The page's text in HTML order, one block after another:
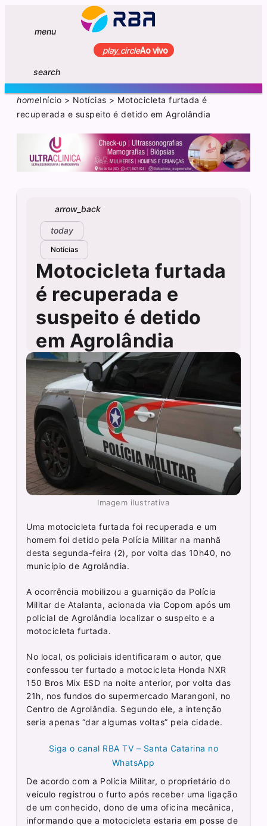
menu
play_circleAo vivo
search
homeInício > Notícias > Motocicleta furtada é
recuperada e suspeito é detido em Agrolândia
arrow_back
today
Notícias
Motocicleta furtada
é recuperada e
suspeito é detido
em Agrolândia
Imagem ilustrativa
Uma motocicleta furtada foi recuperada e um
homem foi detido pela Polícia Militar na manhã
desta segunda-feira (2), por volta das 10h40, no
município de Agrolândia.
A ocorrência mobilizou a guarnição da Polícia
Militar de Atalanta, acionada via Copom após um
policial de Agrolândia localizar o suspeito e a
motocicleta furtada.
No local, os policiais identificaram o autor, que
confessou ter furtado a motocicleta Honda NXR
150 Bros Mix ESD na noite anterior, por volta das
21h, nos fundos do supermercado Marangoni, no
Centro de Agrolândia. Segundo ele, a intenção
seria apenas “dar algumas voltas” pela cidade.
Siga o canal RBA TV – Santa Catarina no
WhatsApp
De acordo com a Polícia Militar, o proprietário do
veículo registrou o furto após receber uma ligação
de um conhecido, dono de uma oficina mecânica,
informando que a motocicleta estaria em posse de